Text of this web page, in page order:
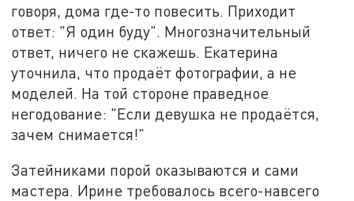
говоря, дома где-то повесить. Приходит
ответ: "Я один буду". Многозначительный
ответ, ничего не скажешь. Екатерина
уточнила, что продаёт фотографии, а не
моделей. На той стороне праведное
негодование: "Если девушка не продаётся,
зачем снимается!"
Затейниками порой оказываются и сами
мастера. Ирине требовалось всего-навсего